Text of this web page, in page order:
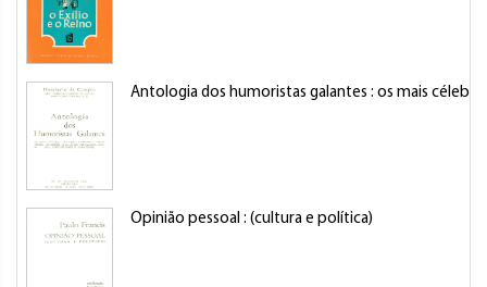
Antologia dos humoristas galantes : os mais
Opinião pessoal : (cultura e política)